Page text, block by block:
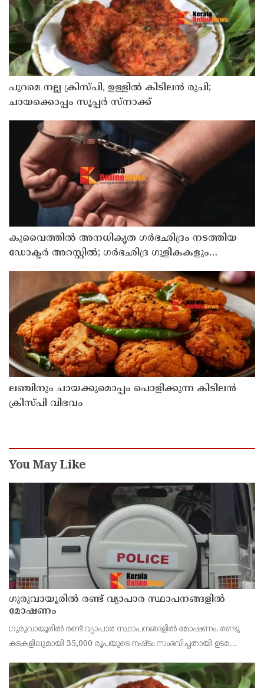
പുറമെ നല്ല ക്രിസ്പി, ഉള്ളിൽ കിടിലൻ രുചി;
ചായക്കൊപ്പം സൂപ്പർ സ്നാക്ക്
കുവൈത്തില്‍ അനധികൃത ഗര്‍ഭഛിദ്രം നടത്തിയ
ഡോക്ടര്‍ അറസ്റ്റില്‍; ഗര്‍ഭഛിദ്ര ഗുളികകളും
ലഞ്ചിനും ചായക്കുമൊപ്പം പൊളിക്കുന്ന കിടിലൻ
ക്രിസ്പി വിഭവം
You May Like
ഗുരുവായൂരിൽ രണ്ട് വ്യാപാര സ്ഥാപനങ്ങളിൽ
മോഷണം
ഗുരുവായൂരിൽ രണ്ട് വ്യാപാര സ്ഥാപനങ്ങളിൽ മോഷണം. രണ്ടു
കടകളിലുമായി 35,000 രൂപയുടെ നഷ്ടം സംഭവിച്ചതായി ഉടമ